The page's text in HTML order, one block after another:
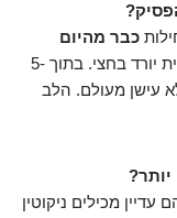
כבר מהיום
. בתוך שנה, הסיכון למחלת לב כלילית יורד בחצי. בתוך 5-
עישן מעולם. הלב
מכילים ניקוטין